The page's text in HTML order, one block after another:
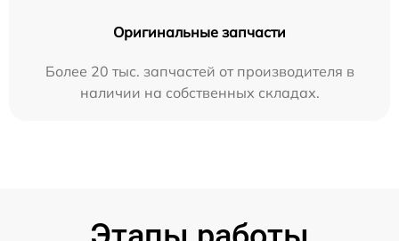
Оригинальные запчасти
Более 20 тыс. запчастей от производителя в
наличии на собственных складах.